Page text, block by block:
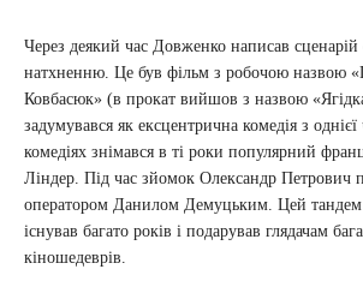
Через деякий час Довженко написав сценарій
натхненню. Це був фільм з робочою назвою
Ковбасюк» (в прокат вийшов з назвою
задумувався як ексцентрична комедія з
комедіях знімався в ті роки популярний
Ліндер. Під час зйомок Олександр Петрович
оператором Данилом Демуцьким. Цей тандем
існував багато років і подарував глядачам
кіношедеврів.